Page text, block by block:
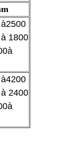
1800
2400